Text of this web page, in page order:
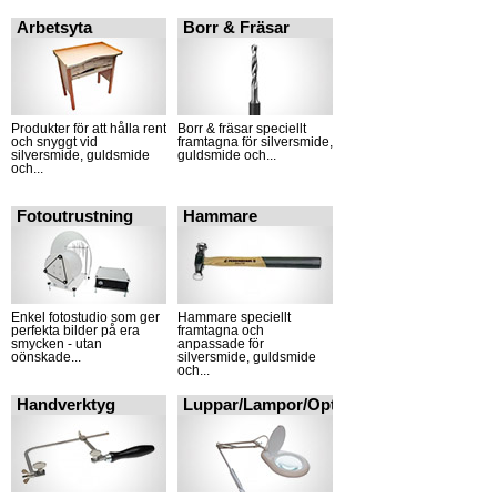
Arbetsyta
Produkter för att hålla rent
och snyggt vid
silversmide, guldsmide
och...
Borr & Fräsar
Borr & fräsar speciellt
framtagna för silversmide,
guldsmide och...
Fotoutrustning
Enkel fotostudio som ger
perfekta bilder på era
smycken - utan
oönskade...
Hammare
Hammare speciellt
framtagna och
anpassade för
silversmide, guldsmide
och...
Handverktyg Luppar/Lampor/Optik